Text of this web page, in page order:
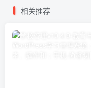
相关推荐